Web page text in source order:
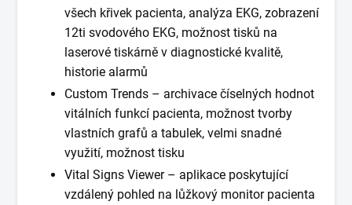
všech křivek pacienta, analýza EKG, zobrazení
12ti svodového EKG, možnost tisků na
laserové tiskárně v diagnostické kvalitě,
historie alarmů
Custom Trends – archivace číselných hodnot
vitálních funkcí pacienta, možnost tvorby
vlastních grafů a tabulek, velmi snadné
využití, možnost tisku
Vital Signs Viewer – aplikace poskytující
vzdálený pohled na lůžkový monitor pacienta